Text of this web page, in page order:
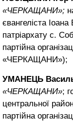
«ЧЕРКАЩАНИ»;
євангеліста
патріархату с.
партійна
«ЧЕРКАЩАНИ»);
УМАНЕЦЬ
«ЧЕРКАЩАНИ»;
центральної
партійна